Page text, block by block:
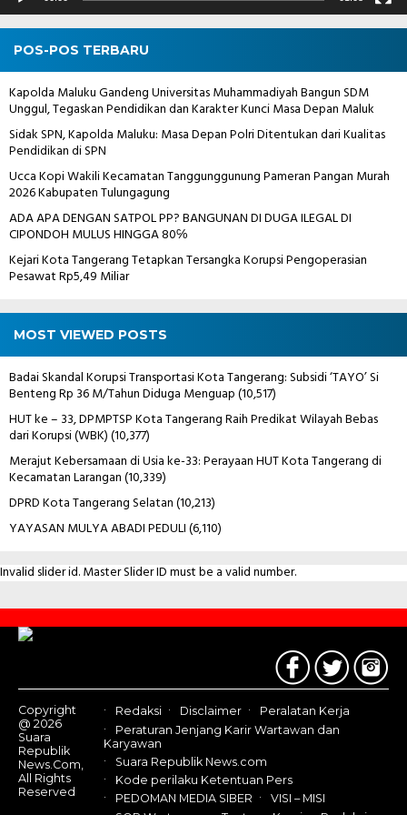
POS-POS TERBARU
Kapolda Maluku Gandeng Universitas Muhammadiyah Bangun SDM
Unggul, Tegaskan Pendidikan dan Karakter Kunci Masa Depan Maluk
Sidak SPN, Kapolda Maluku: Masa Depan Polri Ditentukan dari Kualitas
Pendidikan di SPN
Ucca Kopi Wakili Kecamatan Tanggunggunung Pameran Pangan Murah
2026 Kabupaten Tulungagung
ADA APA DENGAN SATPOL PP? BANGUNAN DI DUGA ILEGAL DI
CIPONDOH MULUS HINGGA 80℅
Kejari Kota Tangerang Tetapkan Tersangka Korupsi Pengoperasian
Pesawat Rp5,49 Miliar
MOST VIEWED POSTS
Badai Skandal Korupsi Transportasi Kota Tangerang: Subsidi ‘TAYO’ Si
Benteng Rp 36 M/Tahun Diduga Menguap(10,517)
HUT ke – 33, DPMPTSP Kota Tangerang Raih Predikat Wilayah Bebas
dari Korupsi (WBK)(10,377)
Merajut Kebersamaan di Usia ke-33: Perayaan HUT Kota Tangerang di
Kecamatan Larangan(10,339)
DPRD Kota Tangerang Selatan(10,213)
YAYASAN MULYA ABADI PEDULI(6,110)
Invalid slider id. Master Slider ID must be a valid number.
Contact
Us
Copyright
@ 2026
Suara
Republik
News.Com,
All Rights
Reserved
Redaksi Disclaimer
Peralatan Kerja
Peraturan Jenjang Karir Wartawan dan
Karyawan
Suara Republik News.com
Kode perilaku Ketentuan Pers
PEDOMAN MEDIA SIBER
VISI – MISI